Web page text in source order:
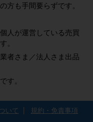
方も手間要らずです。
人が運営している売買
。
者さま／法人さま出品
す。
いて 規約・免責事項